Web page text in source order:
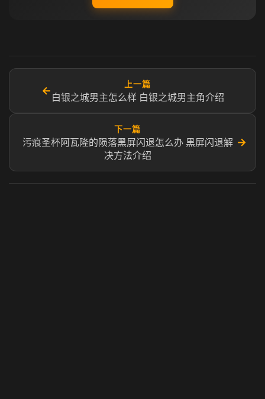
←
上一篇
白银之城男主怎么样 白银之城男主角介绍
下一篇
污痕圣杯阿瓦隆的陨落黑屏闪退怎么办 黑屏闪退解
决方法介绍
→